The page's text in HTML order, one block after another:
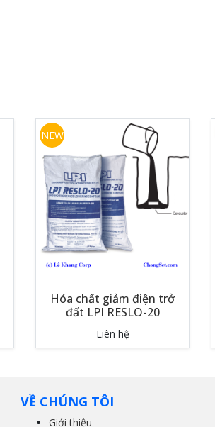
NEW
Hóa chất giảm điện trở
đất LPI RESLO-20
Liên hệ
VỀ CHÚNG TÔI
Giới thiệu